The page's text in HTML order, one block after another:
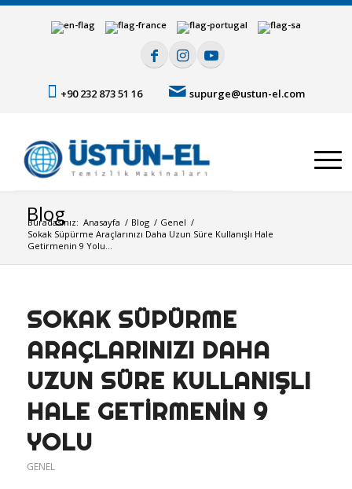
+90 232 873 51 16 supurge@ustun-el.com
Blog
Buradasınız: Anasayfa / Blog / Genel /
Sokak Süpürme Araçlarınızı Daha Uzun Süre Kullanışlı Hale
Getirmenin 9 Yolu...
SOKAK SÜPÜRME
ARAÇLARINIZI DAHA
UZUN SÜRE KULLANIŞLI
HALE GETIRMENIN 9
YOLU
GENEL